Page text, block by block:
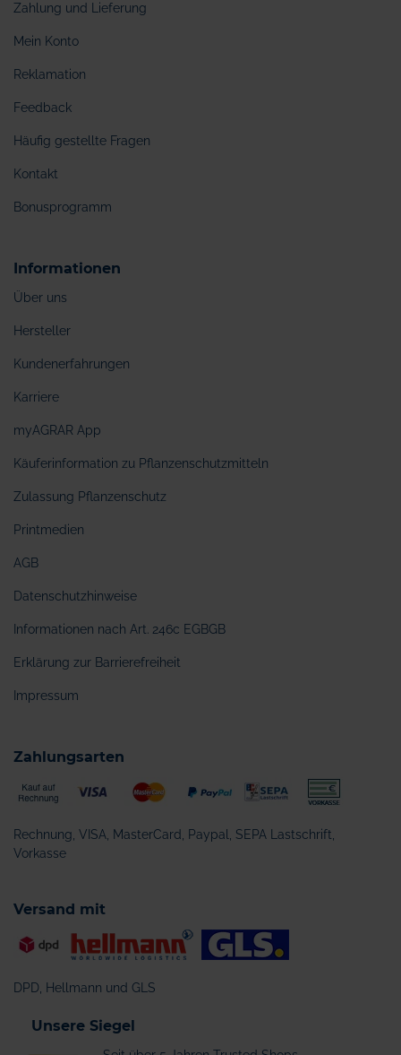
Zahlung und Lieferung
Mein Konto
Reklamation
Feedback
Häufig gestellte Fragen
Kontakt
Bonusprogramm
Informationen
Über uns
Hersteller
Kundenerfahrungen
Karriere
myAGRAR App
Käuferinformation zu Pflanzenschutzmitteln
Zulassung Pflanzenschutz
Printmedien
AGB
Datenschutzhinweise
Informationen nach Art. 246c EGBGB
Erklärung zur Barrierefreiheit
Impressum
Zahlungsarten
Rechnung, VISA, MasterCard, Paypal, SEPA Lastschrift,
Vorkasse
Versand mit
DPD, Hellmann und GLS
Unsere Siegel